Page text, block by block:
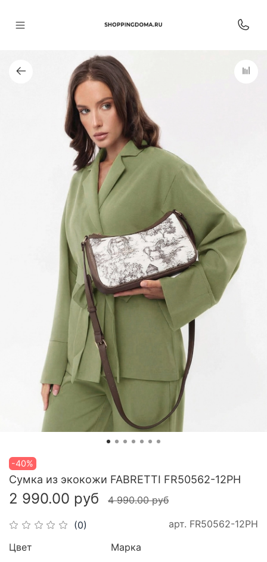
-40%
(0) арт. FR50562-12PH
Сумка из экокожи FABRETTI FR50562-12PH
2 990.00 руб 4 990.00 руб
Цвет Марка